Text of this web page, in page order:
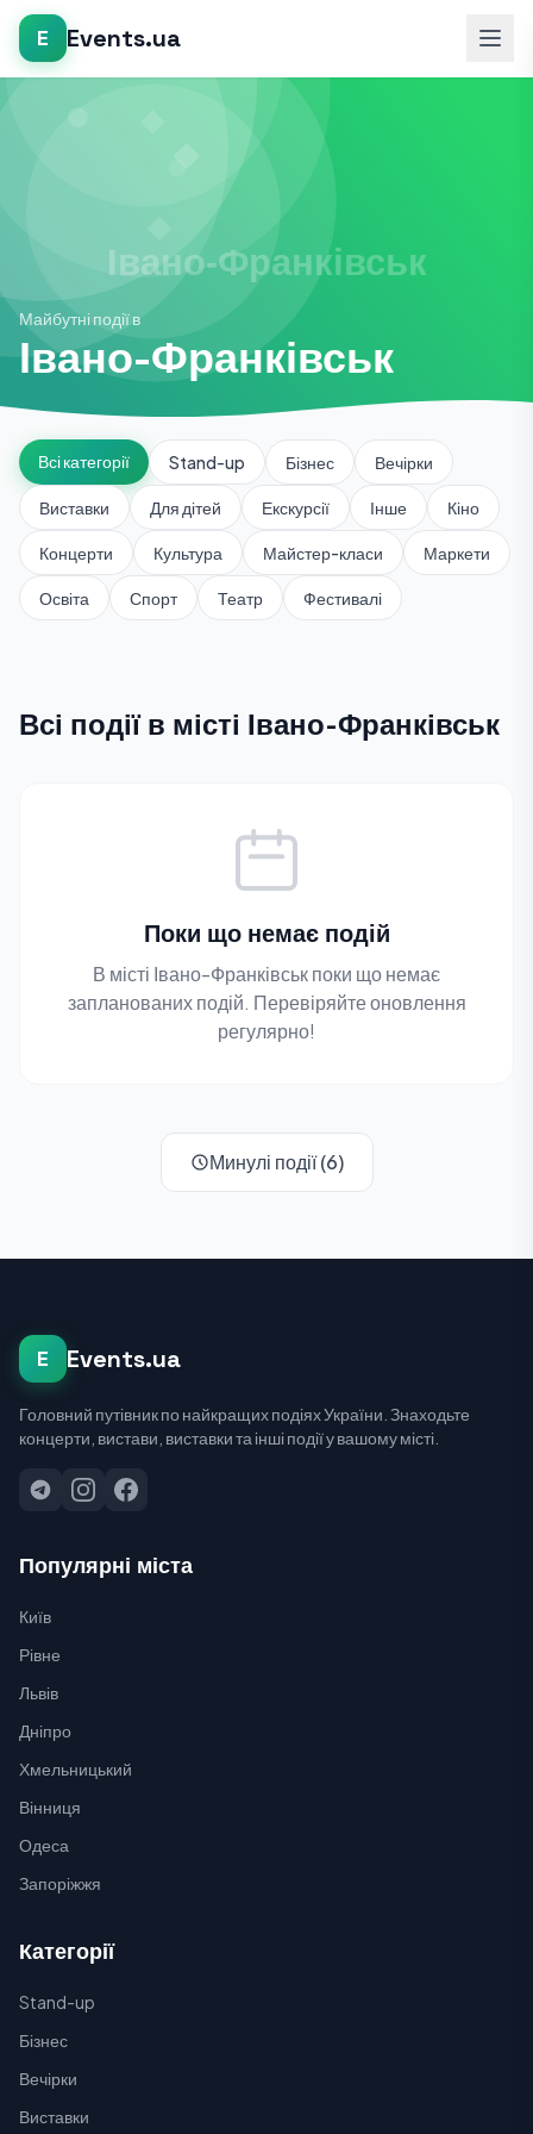
E Events.ua
Майбутні події в
Івано-Франківськ
Всі категорії Stand-up Бізнес Вечірки
Виставки Для дітей Екскурсії Інше Кіно
Концерти Культура Майстер-класи Маркети
Освіта Спорт Театр Фестивалі
Всі події в місті Івано-Франківськ
Поки що немає подій
В місті Івано-Франківськ поки що немає
запланованих подій. Перевіряйте оновлення
регулярно!
Минулі події (6)
E Events.ua
Головний путівник по найкращих подіях України. Знаходьте
концерти, вистави, виставки та інші події у вашому місті.
Популярні міста
Київ
Рівне
Львів
Дніпро
Хмельницький
Вінниця
Одеса
Запоріжжя
Категорії
Stand-up
Бізнес
Вечірки
Виставки